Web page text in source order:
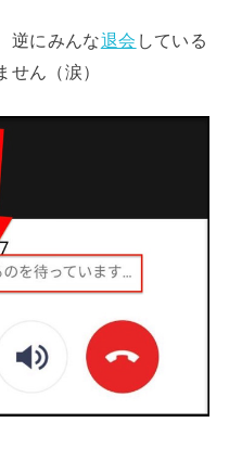
逆にみんな退会 している
せん（涙）